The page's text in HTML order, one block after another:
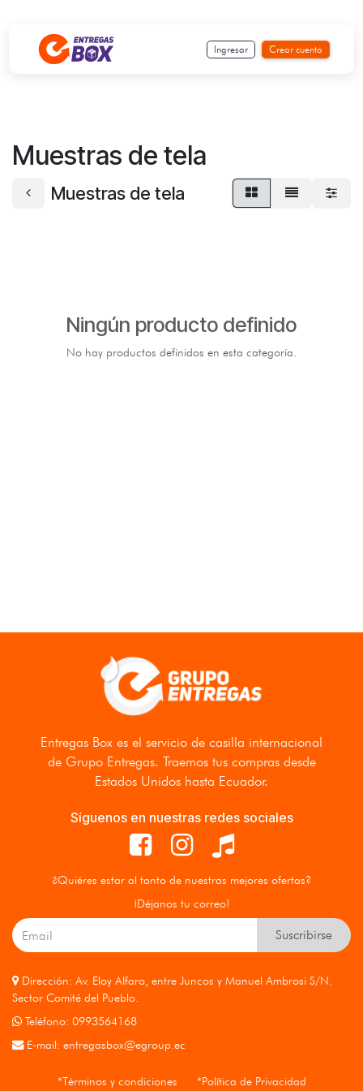
Ingresar Crear cuenta
Muestras de tela
Muestras de tela
Ningún producto definido
No hay productos definidos en esta categoría.
Entregas Box es el servicio de casilla internacional
de Grupo Entregas. Traemos tus compras desde
Estados Unidos hasta Ecuador.
Síguenos en nuestras redes sociales
¿Quiéres estar al tanto de nuestras mejores ofertas?
¡Déjanos tu correo!
Suscribirse
Dirección: Av. Eloy Alfaro, entre Juncos y Manuel Ambrosi S/N.
Sector Comité del Pueblo.
Teléfono: 0993564168
E-mail: entregasbox@egroup.ec
*Términos y condiciones *Política de Privacidad